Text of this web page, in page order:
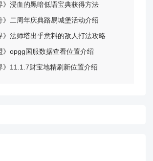
始化扎热cd，但是现在boss基本都是建
果就显得比较鸡肋，个人推荐vp1。
》浸血的黑暗低语宝典获得方法
》二周年庆典路易城堡活动介绍
》法师塔出乎意料的敌人打法攻略
》opgg国服数据查看位置介绍
》11.1.7财宝地精刷新位置介绍